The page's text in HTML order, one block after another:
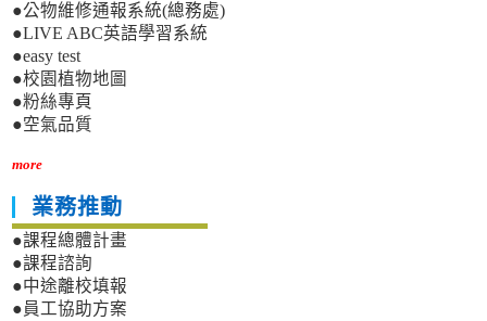
●公物維修通報系統(總務處)
●LIVE ABC英語學習系統
●easy test
●校園植物地圖
●粉絲專頁
●空氣品質
more
業務推動
●課程總體計畫
●課程諮詢
●中途離校填報
●員工協助方案